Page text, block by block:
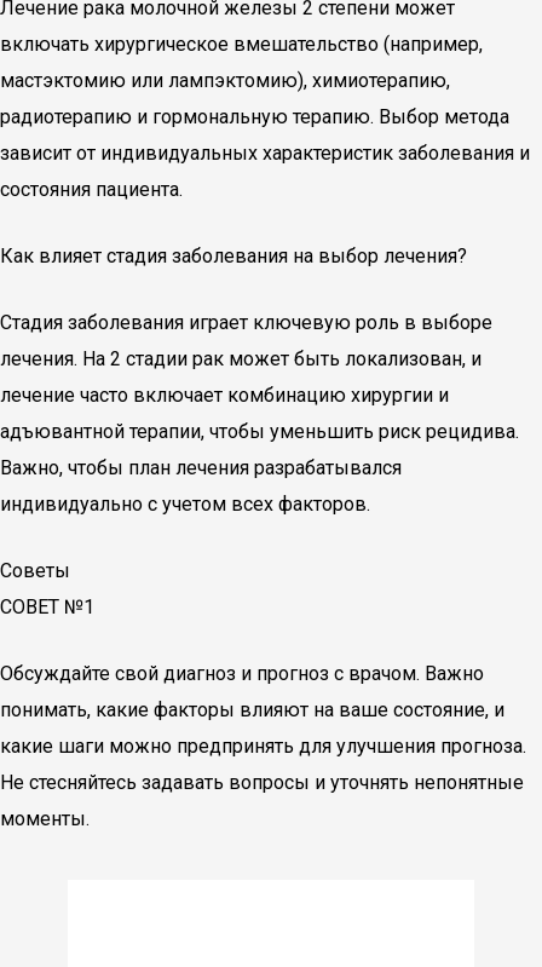
Лечение рака молочной железы 2 степени может
включать хирургическое вмешательство (например,
мастэктомию или лампэктомию), химиотерапию,
радиотерапию и гормональную терапию. Выбор метода
зависит от индивидуальных характеристик заболевания и
состояния пациента.
Как влияет стадия заболевания на выбор лечения?
Стадия заболевания играет ключевую роль в выборе
лечения. На 2 стадии рак может быть локализован, и
лечение часто включает комбинацию хирургии и
адъювантной терапии, чтобы уменьшить риск рецидива.
Важно, чтобы план лечения разрабатывался
индивидуально с учетом всех факторов.
Советы
СОВЕТ №1
Обсуждайте свой диагноз и прогноз с врачом. Важно
понимать, какие факторы влияют на ваше состояние, и
какие шаги можно предпринять для улучшения прогноза.
Не стесняйтесь задавать вопросы и уточнять непонятные
моменты.